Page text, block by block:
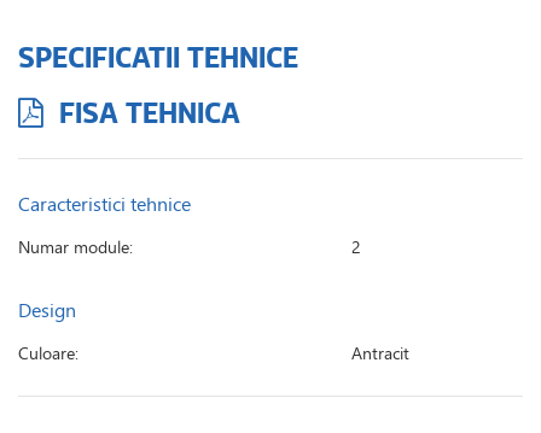
SPECIFICATII TEHNICE
FISA TEHNICA
Caracteristici tehnice
Numar module: 2
Design
Culoare: Antracit